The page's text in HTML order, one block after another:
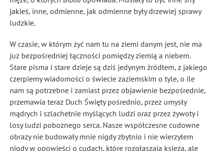
jakieś, inne, odmienne, jak odmienne były drzewiej sprawy
ludzkie.
W czasie, w którym żyć nam tu na ziemi danym jest, nie ma
już bezpośredniej łączności pomiędzy ziemią a niebem.
Stare pisma i stare dzieje są dziś jedynym źródłem, z jakiego
czerpiemy wiadomości o świecie zaziemskim o tyle, o ile
nam są potrzebne i zamiast przez objawienie bezpośrednie,
przemawia teraz Duch Święty pośrednio, przez umysły
mądrych i szlachetnie myślących ludzi oraz przez żywoty i
losy ludzi pobożnego serca. Nasze współczesne cudowne
obrazy nie budowały mnie nigdy zbytnio i nie wierzyłem
nigdy w opowieści o cudach, które rozgłaszają księża, ale